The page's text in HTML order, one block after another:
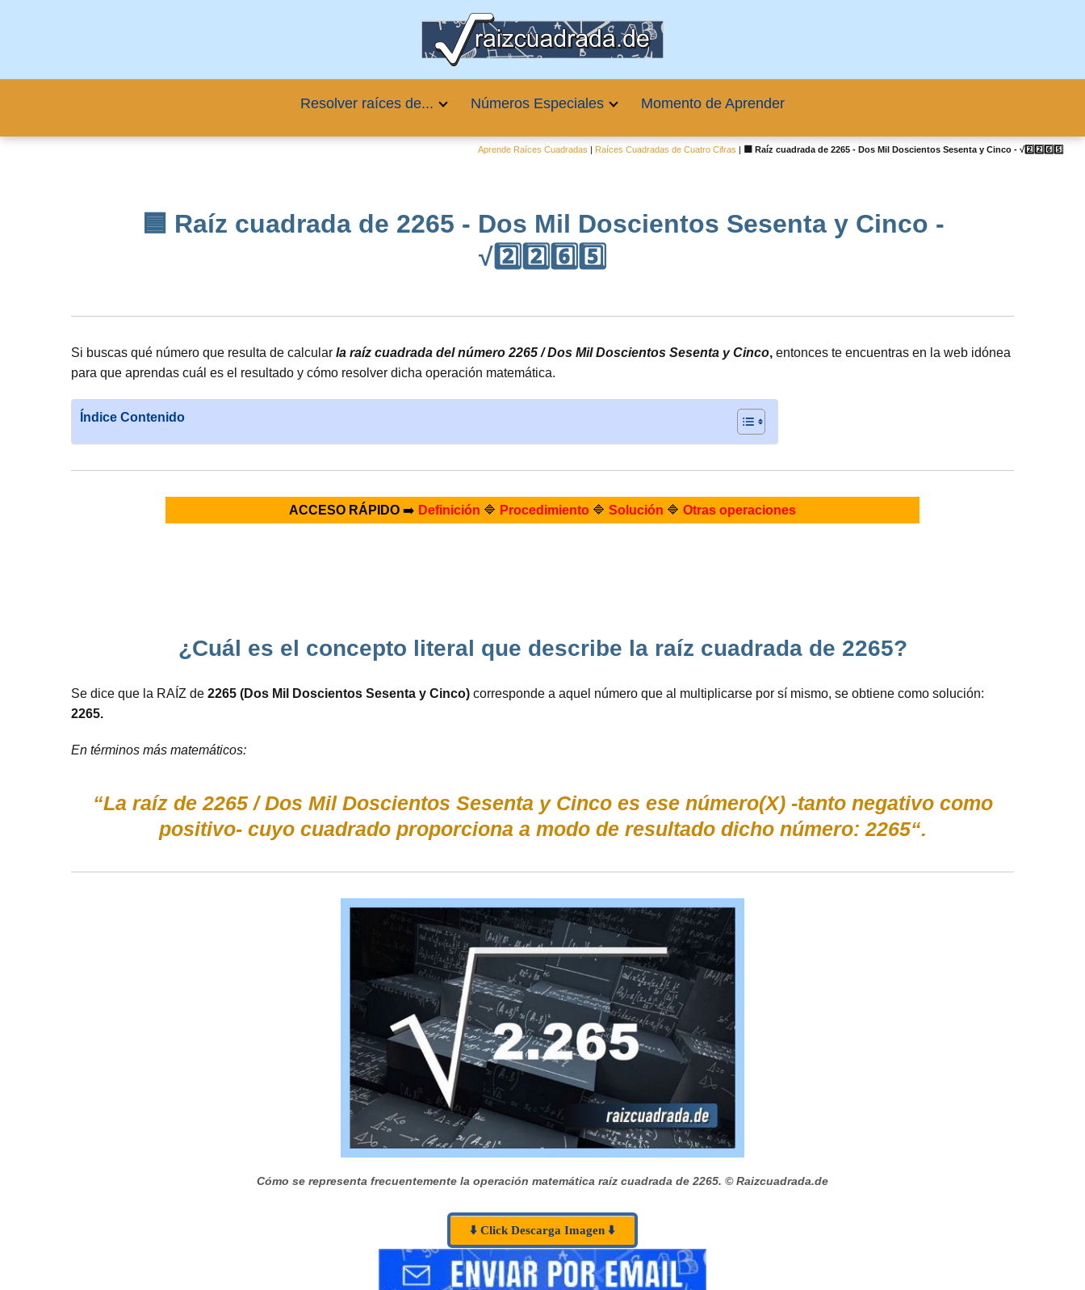
Resolver raíces de... Números Especiales Momento de Aprender
Aprende Raíces Cuadradas | Raíces Cuadradas de Cuatro Cifras | 🟦 Raíz cuadrada de 2265 - Dos Mil Doscientos Sesenta y Cinco - √2️⃣2️⃣6️⃣5️⃣
🟦 Raíz cuadrada de 2265 - Dos Mil Doscientos Sesenta y Cinco -
√2️⃣2️⃣6️⃣5️⃣
Si buscas qué número que resulta de calcular la raíz cuadrada del número 2265 / Dos Mil Doscientos Sesenta y Cinco, entonces te encuentras en la web idónea
para que aprendas cuál es el resultado y cómo resolver dicha operación matemática.
Índice Contenido
ACCESO RÁPIDO➡️ Definición 🔷 Procedimiento🔷 Solución 🔷 Otras operaciones
¿Cuál es el concepto literal que describe la raíz cuadrada de 2265?
Se dice que la RAÍZ de 2265 (Dos Mil Doscientos Sesenta y Cinco) corresponde a aquel número que al multiplicarse por sí mismo, se obtiene como solución:
2265.
En términos más matemáticos:
“La raíz de 2265 / Dos Mil Doscientos Sesenta y Cinco es ese número(X) -tanto negativo como
positivo- cuyo cuadrado proporciona a modo de resultado dicho número: 2265“.
Cómo se representa frecuentemente la operación matemática raíz cuadrada de 2265. © Raizcuadrada.de
⬇️ Click Descarga Imagen ⬇️